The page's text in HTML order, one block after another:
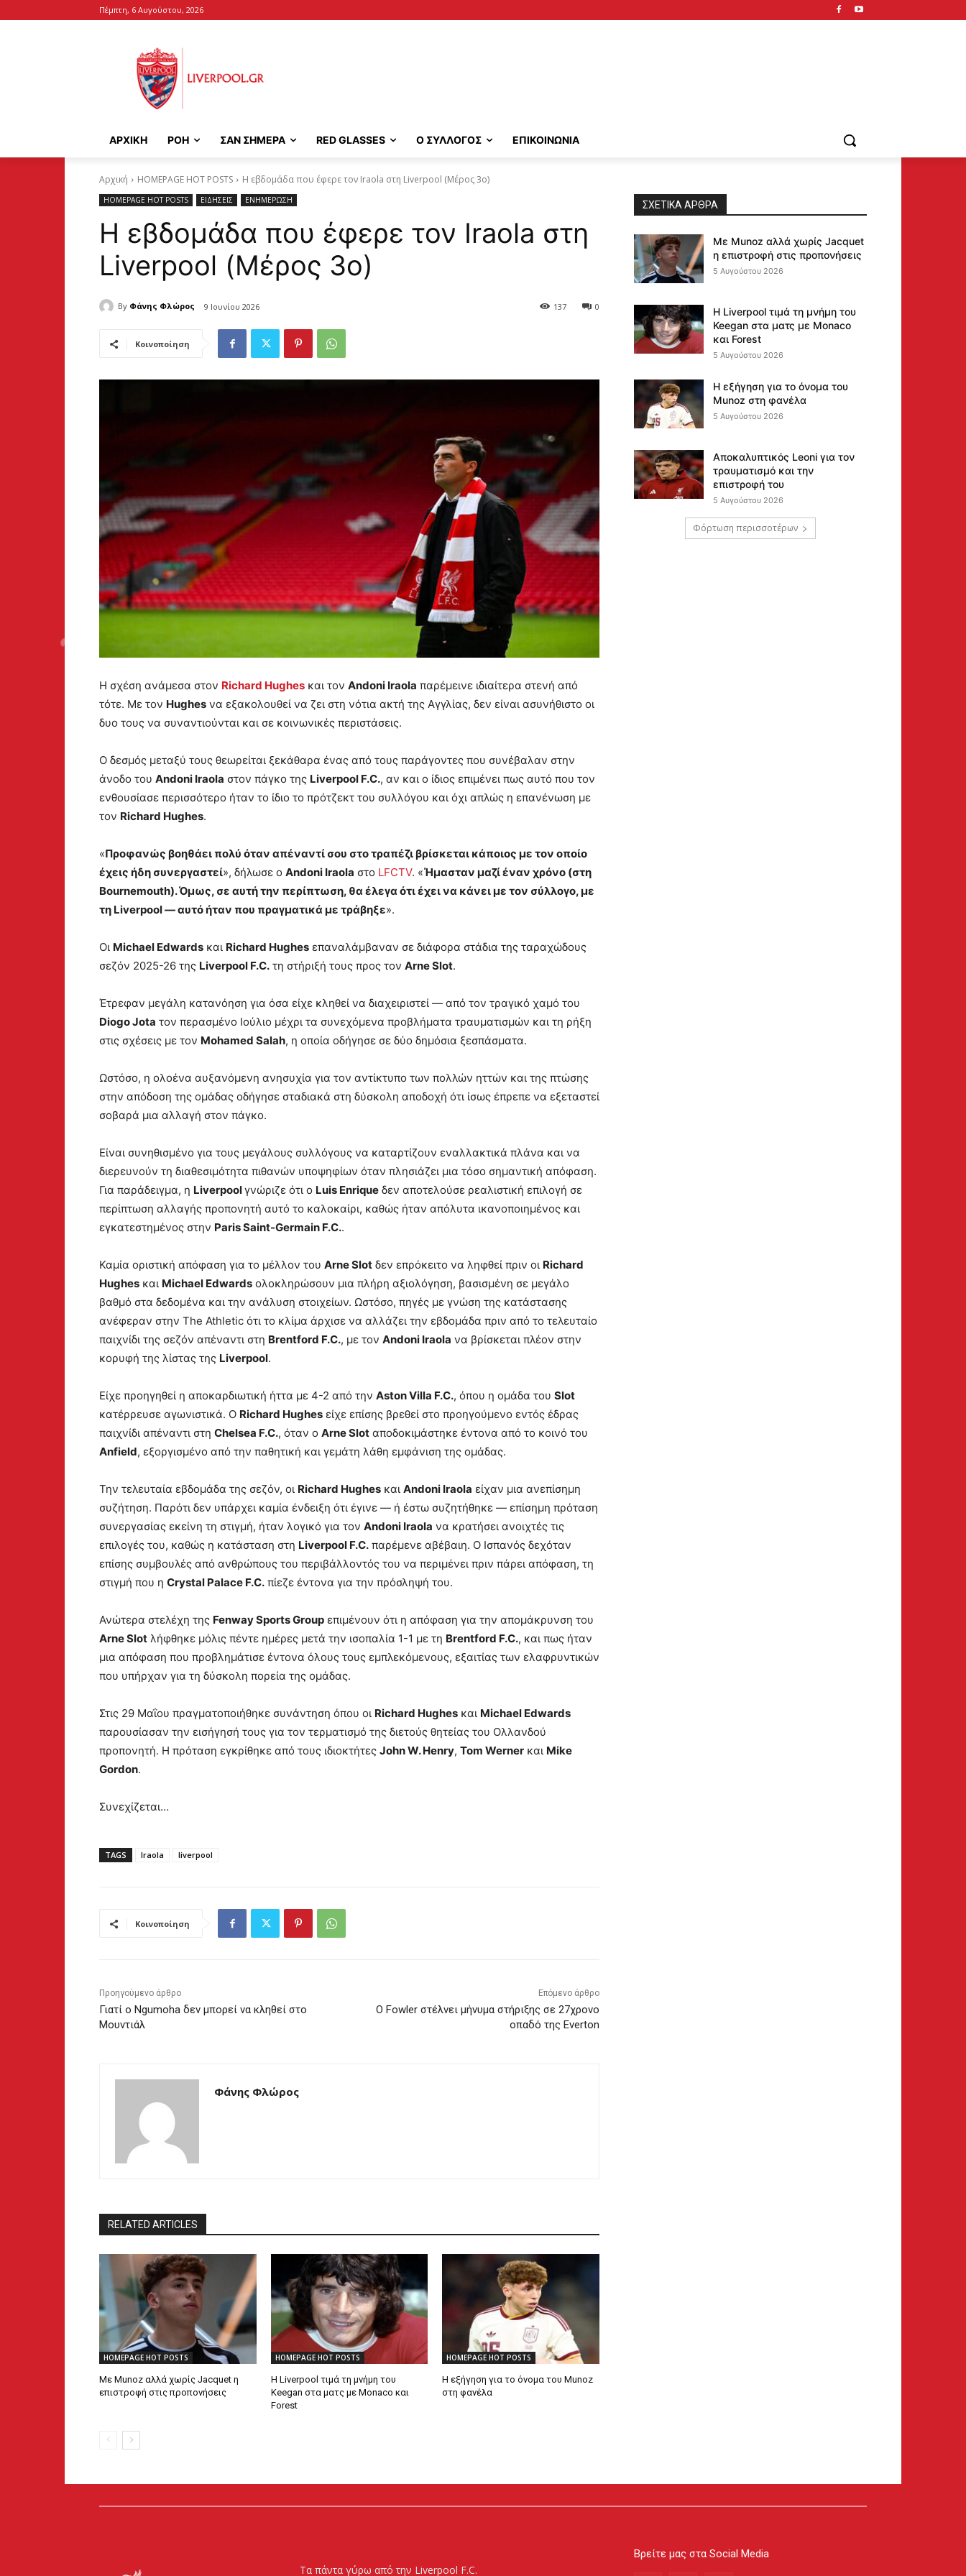
Πέμπτη, 6 Αυγούστου, 2026
ΑΡΧΙΚΉ ΡΟΗ ΣΑΝ ΣΗΜΕΡΑ RED GLASSES Ο ΣΥΛΛΟΓΟΣ ΕΠΙΚΟΙΝΩΝΙΑ
Αρχική HOMEPAGE HOT POSTS Η εβδομάδα που έφερε τον Iraola στη Liverpool (Μέρος 3ο)
HOMEPAGE HOT POSTS ΕΙΔΗΣΕΙΣ ΕΝΗΜΕΡΩΣΗ
Η εβδομάδα που έφερε τον Iraola στη
Liverpool (Μέρος 3ο)
By Φάνης Φλώρος 9 Ιουνίου 2026 0
137
Κοινοποίηση
Η σχέση ανάμεσα στον Richard Hughes και τον Andoni Iraola παρέμεινε ιδιαίτερα στενή από
τότε. Με τον Hughes να εξακολουθεί να ζει στη νότια ακτή της Αγγλίας, δεν είναι ασυνήθιστο οι
δυο τους να συναντιούνται και σε κοινωνικές περιστάσεις.
Ο δεσμός μεταξύ τους θεωρείται ξεκάθαρα ένας από τους παράγοντες που συνέβαλαν στην
άνοδο του Andoni Iraola στον πάγκο της Liverpool F.C., αν και ο ίδιος επιμένει πως αυτό που τον
ενθουσίασε περισσότερο ήταν το ίδιο το πρότζεκτ του συλλόγου και όχι απλώς η επανένωση με
τον Richard Hughes.
«Προφανώς βοηθάει πολύ όταν απέναντί σου στο τραπέζι βρίσκεται κάποιος με τον οποίο
έχεις ήδη συνεργαστεί», δήλωσε ο Andoni Iraola στο LFCTV. «Ήμασταν μαζί έναν χρόνο (στη
Bournemouth). Όμως, σε αυτή την περίπτωση, θα έλεγα ότι έχει να κάνει με τον σύλλογο, με
τη Liverpool — αυτό ήταν που πραγματικά με τράβηξε».
Οι Michael Edwards και Richard Hughes επαναλάμβαναν σε διάφορα στάδια της ταραχώδους
σεζόν 2025-26 της Liverpool F.C. τη στήριξή τους προς τον Arne Slot.
Έτρεφαν μεγάλη κατανόηση για όσα είχε κληθεί να διαχειριστεί — από τον τραγικό χαμό του
Diogo Jota τον περασμένο Ιούλιο μέχρι τα συνεχόμενα προβλήματα τραυματισμών και τη ρήξη
στις σχέσεις με τον Mohamed Salah, η οποία οδήγησε σε δύο δημόσια ξεσπάσματα.
Ωστόσο, η ολοένα αυξανόμενη ανησυχία για τον αντίκτυπο των πολλών ηττών και της πτώσης
στην απόδοση της ομάδας οδήγησε σταδιακά στη δύσκολη αποδοχή ότι ίσως έπρεπε να εξεταστεί
σοβαρά μια αλλαγή στον πάγκο.
Είναι συνηθισμένο για τους μεγάλους συλλόγους να καταρτίζουν εναλλακτικά πλάνα και να
διερευνούν τη διαθεσιμότητα πιθανών υποψηφίων όταν πλησιάζει μια τόσο σημαντική απόφαση.
Για παράδειγμα, η Liverpoolγνώριζε ότι ο Luis Enrique δεν αποτελούσε ρεαλιστική επιλογή σε
περίπτωση αλλαγής προπονητή αυτό το καλοκαίρι, καθώς ήταν απόλυτα ικανοποιημένος και
εγκατεστημένος στην Paris Saint-Germain F.C..
Καμία οριστική απόφαση για το μέλλον του Arne Slot δεν επρόκειτο να ληφθεί πριν οι Richard
Hughes και Michael Edwards ολοκληρώσουν μια πλήρη αξιολόγηση, βασισμένη σε μεγάλο
βαθμό στα δεδομένα και την ανάλυση στοιχείων. Ωστόσο, πηγές με γνώση της κατάστασης
ανέφεραν στην The Athletic ότι το κλίμα άρχισε να αλλάζει την εβδομάδα πριν από το τελευταίο
παιχνίδι της σεζόν απέναντι στη Brentford F.C., με τον Andoni Iraola να βρίσκεται πλέον στην
κορυφή της λίστας της Liverpool.
Είχε προηγηθεί η αποκαρδιωτική ήττα με 4-2 από την Aston Villa F.C., όπου η ομάδα του Slot
κατέρρευσε αγωνιστικά. Ο Richard Hughes είχε επίσης βρεθεί στο προηγούμενο εντός έδρας
παιχνίδι απέναντι στη Chelsea F.C., όταν ο Arne Slot αποδοκιμάστηκε έντονα από το κοινό του
Anfield, εξοργισμένο από την παθητική και γεμάτη λάθη εμφάνιση της ομάδας.
Την τελευταία εβδομάδα της σεζόν, οι Richard Hughes και Andoni Iraola είχαν μια ανεπίσημη
συζήτηση. Παρότι δεν υπάρχει καμία ένδειξη ότι έγινε — ή έστω συζητήθηκε — επίσημη πρόταση
συνεργασίας εκείνη τη στιγμή, ήταν λογικό για τον Andoni Iraola να κρατήσει ανοιχτές τις
επιλογές του, καθώς η κατάσταση στη Liverpool F.C. παρέμενε αβέβαιη. Ο Ισπανός δεχόταν
επίσης συμβουλές από ανθρώπους του περιβάλλοντός του να περιμένει πριν πάρει απόφαση, τη
στιγμή που η Crystal Palace F.C. πίεζε έντονα για την πρόσληψή του.
Ανώτερα στελέχη της Fenway Sports Group επιμένουν ότι η απόφαση για την απομάκρυνση του
Arne Slot λήφθηκε μόλις πέντε ημέρες μετά την ισοπαλία 1-1 με τη Brentford F.C., και πως ήταν
μια απόφαση που προβλημάτισε έντονα όλους τους εμπλεκόμενους, εξαιτίας των ελαφρυντικών
που υπήρχαν για τη δύσκολη πορεία της ομάδας.
Στις 29 Μαΐου πραγματοποιήθηκε συνάντηση όπου οι Richard Hughes και Michael Edwards
παρουσίασαν την εισήγησή τους για τον τερματισμό της διετούς θητείας του Ολλανδού
προπονητή. Η πρόταση εγκρίθηκε από τους ιδιοκτήτες John W. Henry, Tom Werner και Mike
Gordon.
Συνεχίζεται…
TAGS Iraola liverpool
Κοινοποίηση
Προηγούμενο άρθρο
Γιατί ο Ngumoha δεν μπορεί να κληθεί στο
Μουντιάλ
Επόμενο άρθρο
Ο Fowler στέλνει μήνυμα στήριξης σε 27χρονο
οπαδό της Everton
Φάνης Φλώρος
RELATED ARTICLES
HOMEPAGE HOT POSTS
Με Munoz αλλά χωρίς Jacquet η
επιστροφή στις προπονήσεις
HOMEPAGE HOT POSTS
Η Liverpool τιμά τη μνήμη του
Keegan στα ματς με Monaco και
Forest
HOMEPAGE HOT POSTS
Η εξήγηση για το όνομα του Munoz
στη φανέλα
ΣΧΕΤΙΚΆ ΆΡΘΡΑ
Με Munoz αλλά χωρίς Jacquet
η επιστροφή στις προπονήσεις
5 Αυγούστου 2026
Η Liverpool τιμά τη μνήμη του
Keegan στα ματς με Monaco
και Forest
5 Αυγούστου 2026
Η εξήγηση για το όνομα του
Munoz στη φανέλα
5 Αυγούστου 2026
Αποκαλυπτικός Leoni για τον
τραυματισμό και την
επιστροφή του
5 Αυγούστου 2026
Φόρτωση περισσοτέρων
Τα πάντα γύρω από την Liverpool F.C.
Βρείτε μας στα Social Media